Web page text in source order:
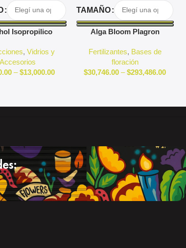
Opciones
Isopropilico
, Vidrios y
Accesorios
– $13,000.00
Seleccionar Opciones
TAMAÑO
Alga Bloom Plagron
Fertilizantes, Bases de
floración
$30,746.00 – $293,486.00